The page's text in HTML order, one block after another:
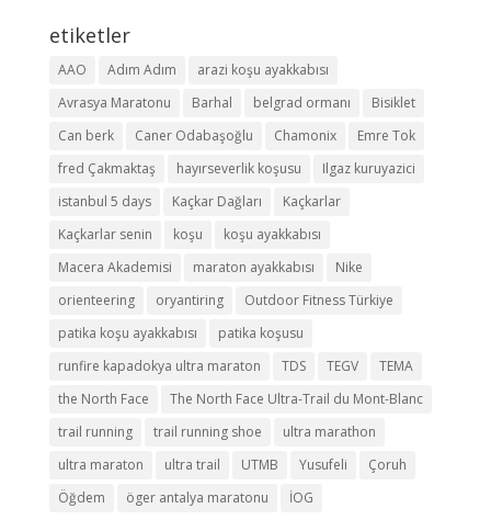
etiketler
AAO Adım Adım
arazi koşu ayakkabısı
Avrasya Maratonu
Barhal belgrad ormanı
Bisiklet
Can berk
Caner Odabaşoğlu Chamonix
Emre Tok
fred Çakmaktaş
hayırseverlik koşusu
Ilgaz kuruyazici
istanbul 5 days
Kaçkar Dağları
Kaçkarlar
Kaçkarlar senin
koşu
koşu ayakkabısı
Macera Akademisi
maraton ayakkabısı
Nike
orienteering
oryantiring
Outdoor Fitness Türkiye
patika koşu ayakkabısı
patika koşusu
runfire kapadokya ultra maraton
TDS TEGV
TEMA
the North Face
The North Face Ultra-Trail du Mont-Blanc
trail running
trail running shoe
ultra marathon
ultra maraton
ultra trail UTMB Yusufeli
Çoruh
Öğdem
öger antalya maratonu İOG